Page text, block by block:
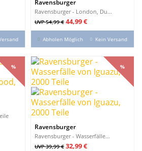
Ravensburger
Ravensburger - London, Du...
Verkaufspreis
UVP 54,99 € Preis
44,99 €
Abholen Möglich Kein Versand
%
Ravensburger
Ravensburger - Wasserfälle...
Verkaufspreis
UVP 39,99 €
%
Preis
32,99 €
%